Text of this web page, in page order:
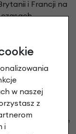
i Francji na
czasach
które nie były
II Wojny
się, a
Wróciła ona
są raczej
Tę
dwóch (i
różne ich rodzaje
aż do górskich.
w naszej
z
i